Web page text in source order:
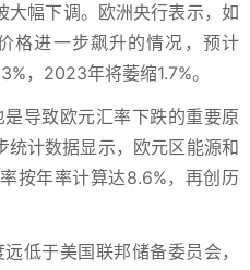
幅下调。欧洲央行表示，如
格进一步飙升的情况，预计
，2023年将萎缩1.7%。
导致欧元汇率下跌的重要原
统计数据显示，欧元区能源和
按年率计算达8.6%，再创历
低于美国联邦储备委员会，